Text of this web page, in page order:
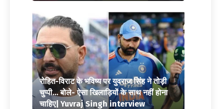
रोहित-विराट के भविष्य पर युवराज सिंह ने तोड़ी
चुप्पी… बोले- ऐसा खिलाड़ियों के साथ नहीं होना
चाहिए| Yuvraj Singh interview